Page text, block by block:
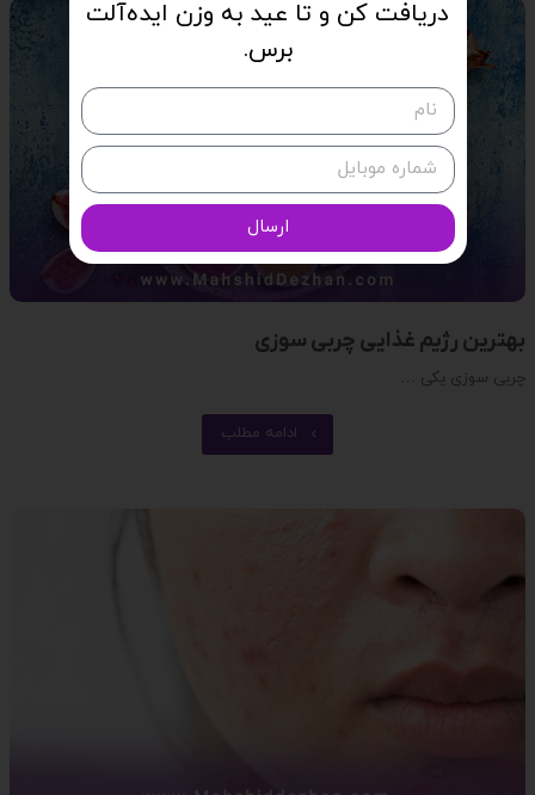
بهترین رژیم غذایی چربی سوزی
چربی سوزی یکی …
ادامه مطلب
دریافت کن و تا عید به وزن ایده‌آلت
برس.
ارسال